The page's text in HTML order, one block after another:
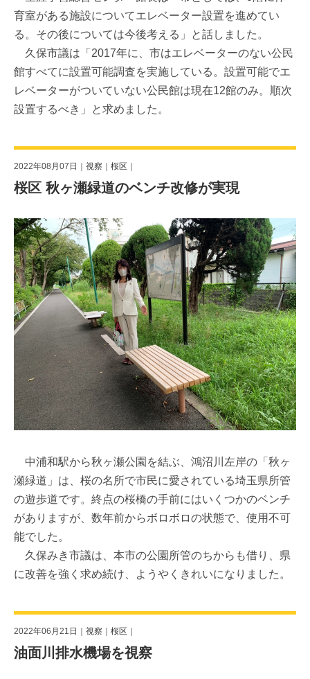
育室がある施設についてエレベーター設置を進めてい
る。その後については今後考える」と話しました。
久保市議は「2017年に、市はエレベーターのない公民
館すべてに設置可能調査を実施している。設置可能でエ
レベーターがついていない公民館は現在12館のみ。順次
設置するべき」と求めました。
2022年08月07日｜ 視察 桜区
桜区 秋ヶ瀬緑道のベンチ改修が実現
中浦和駅から秋ヶ瀬公園を結ぶ、鴻沼川左岸の「秋ヶ
瀬緑道」は、桜の名所で市民に愛されている埼玉県所管
の遊歩道です。終点の桜橋の手前にはいくつかのベンチ
がありますが、数年前からボロボロの状態で、使用不可
能でした。
久保みき市議は、本市の公園所管のちからも借り、県
に改善を強く求め続け、ようやくきれいになりました。
2022年06月21日｜ 視察 桜区
油面川排水機場を視察